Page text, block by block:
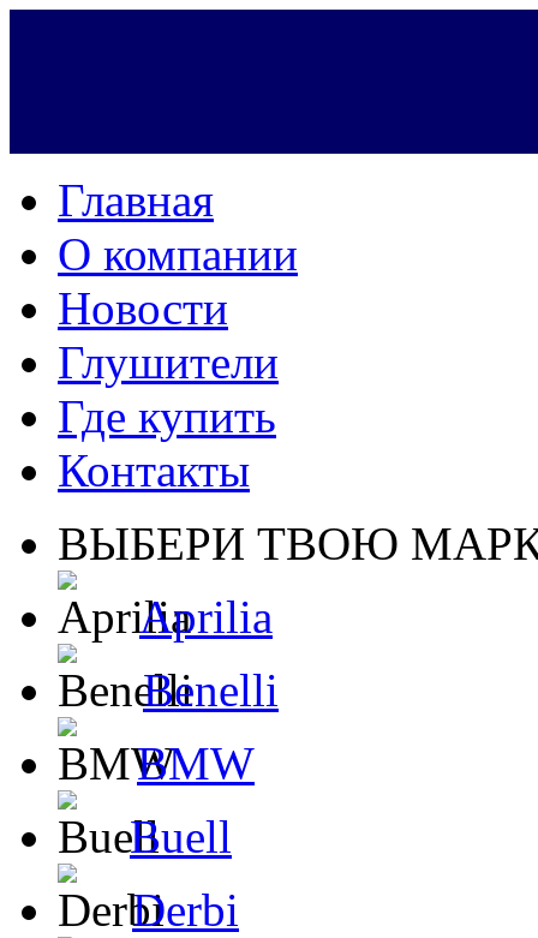
Главная
О компании
Новости
Глушители
Где купить
Контакты
ВЫБЕРИ ТВОЮ
Aprilia
Benelli
BMW
Buell
Derbi